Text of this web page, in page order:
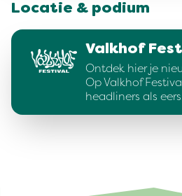
Locatie & podium
Valkhof
Ontdek hier je
Op Valkhof
headliners als